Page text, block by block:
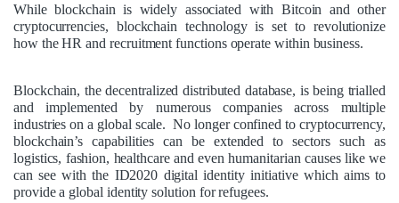
While blockchain is widely associated with Bitcoin and other
cryptocurrencies, blockchain technology is set to revolutionize
how the HR and recruitment functions operate within business.
Blockchain, the decentralized distributed database, is being trialled
and implemented by numerous companies across multiple
industries on a global scale. No longer confined to cryptocurrency,
blockchain’s capabilities can be extended to sectors such as
logistics, fashion, healthcare and even humanitarian causes like we
can see with the ID2020 digital identity initiative which aims to
provide a global identity solution for refugees.